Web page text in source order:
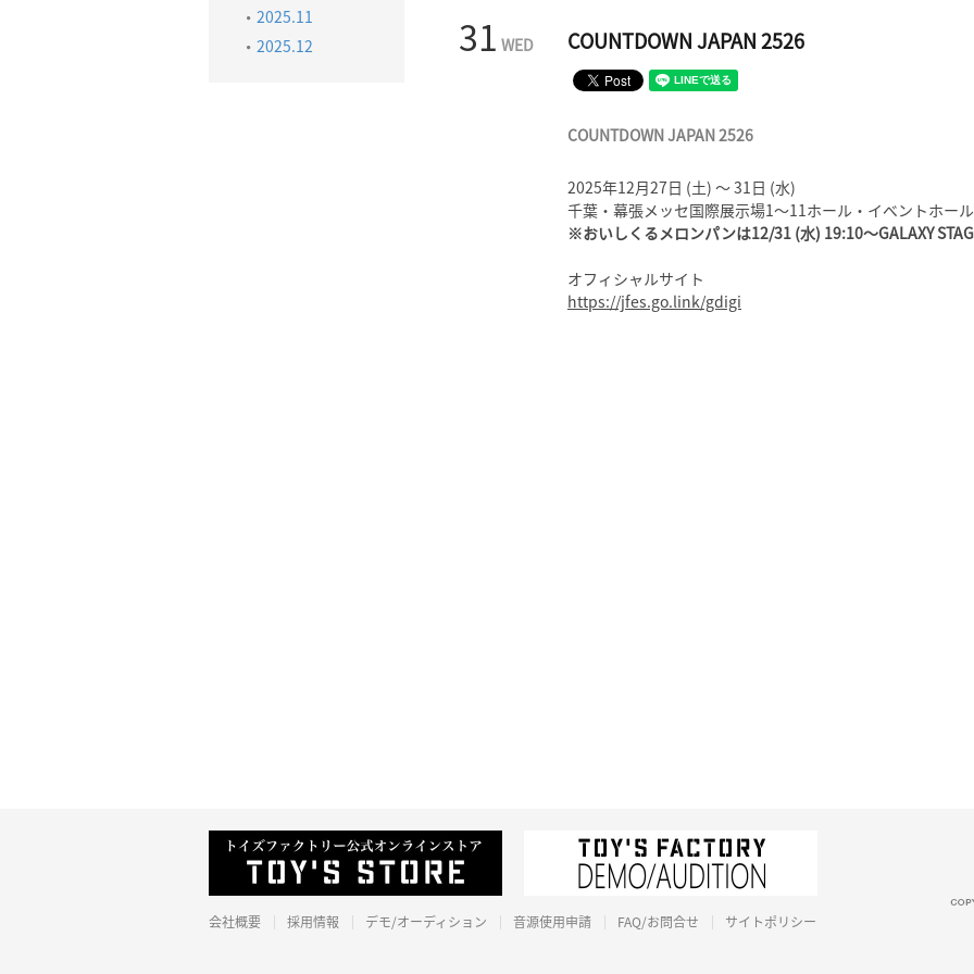
2025.11
2025.12
31 WED COUNTDOWN JAPAN 2526
COUNTDOWN JAPAN 2526
2025年12月27日 (土) 〜 31日 (水)
千葉・幕張メッセ国際展示場1～11ホール・イベントホール
※おいしくるメロンパンは12/31 (水) 19:10〜GALAXY
オフィシャルサイト
https://jfes.go.link/gdigi
会社概要 採用情報 デモ/オーディション 音源使用申請 FAQ/お問合せ サイトポリシー